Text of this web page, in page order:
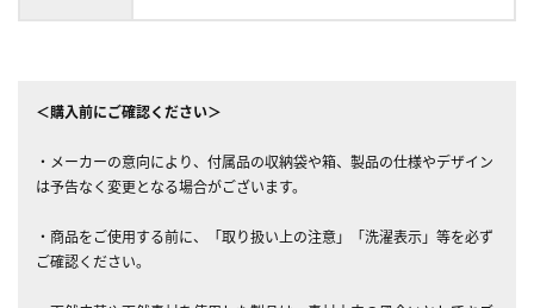
＜購入前にご確認ください＞
・メーカーの意向により、付属品の収納袋や箱、製品の仕様やデザイン
は予告なく変更となる場合がございます。
・商品をご使用する前に、「取り扱い上の注意」「洗濯表示」等を必ず
ご確認ください。